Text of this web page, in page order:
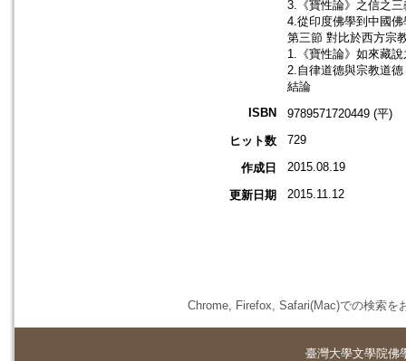
3.《寶性論》之信之
4.從印度佛學到中國
第三節 對比於西方宗
1.《寶性論》如來藏
2.自律道德與宗教道
結論
ISBN
9789571720449 (平)
ヒット数
729
作成日 2015.08.19
更新日期 2015.11.12
Chrome, Firefox, Safari(Mac)での検索を
臺灣大學文學院佛